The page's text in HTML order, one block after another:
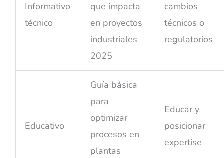
Informativo
técnico
que impacta
en proyectos
industriales
2025
cambios
técnicos o
regulatorios
Educativo
Guía básica
para
optimizar
procesos en
plantas
Educar y
posicionar
expertise